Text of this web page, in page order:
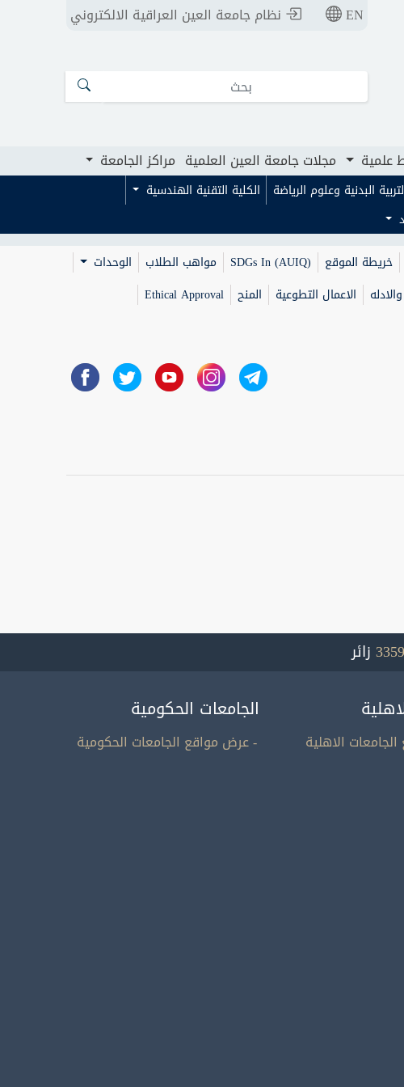
مجلات جامعة العين العلمية مراكز الجامعة
EN نظام جامعة العين العراقية الالكتروني
علمية مجلات جامعة العين العلمية مراكز الجامعة
البدنية وعلوم الرياضة
الكلية التقنية الهندسية
خريطة الموقع SDGs In (AUIQ) مواهب الطلاب
الوحدات
الاعمال التطوعية المنح
Ethical Approval
زائر
الاهلية
الجامعات الحكومية
- عرض مواقع الجامعات الحكومية